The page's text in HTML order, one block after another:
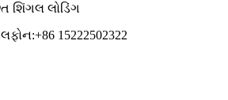
શિંગલ લોડિંગ
15222502322